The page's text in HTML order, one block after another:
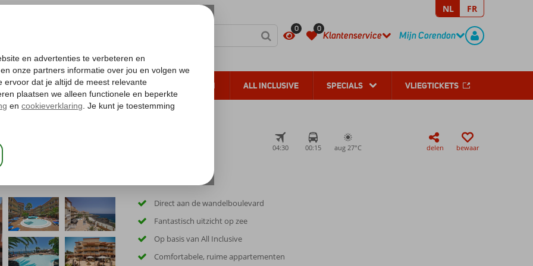
0 0
Klantenservice
CONTACT
Mijn Corendon
REGISTREER
NL FR
ZONVAKANTIES VERRE REIZEN ALL INCLUSIVE SPECIALS VLIEGTICKETS
Gratis annuleren*
04:30 00:15 aug 27°C delen bewaar
Direct aan de wandelboulevard
Fantastisch uitzicht op zee
Op basis van All Inclusive
Comfortabele, ruime appartementen